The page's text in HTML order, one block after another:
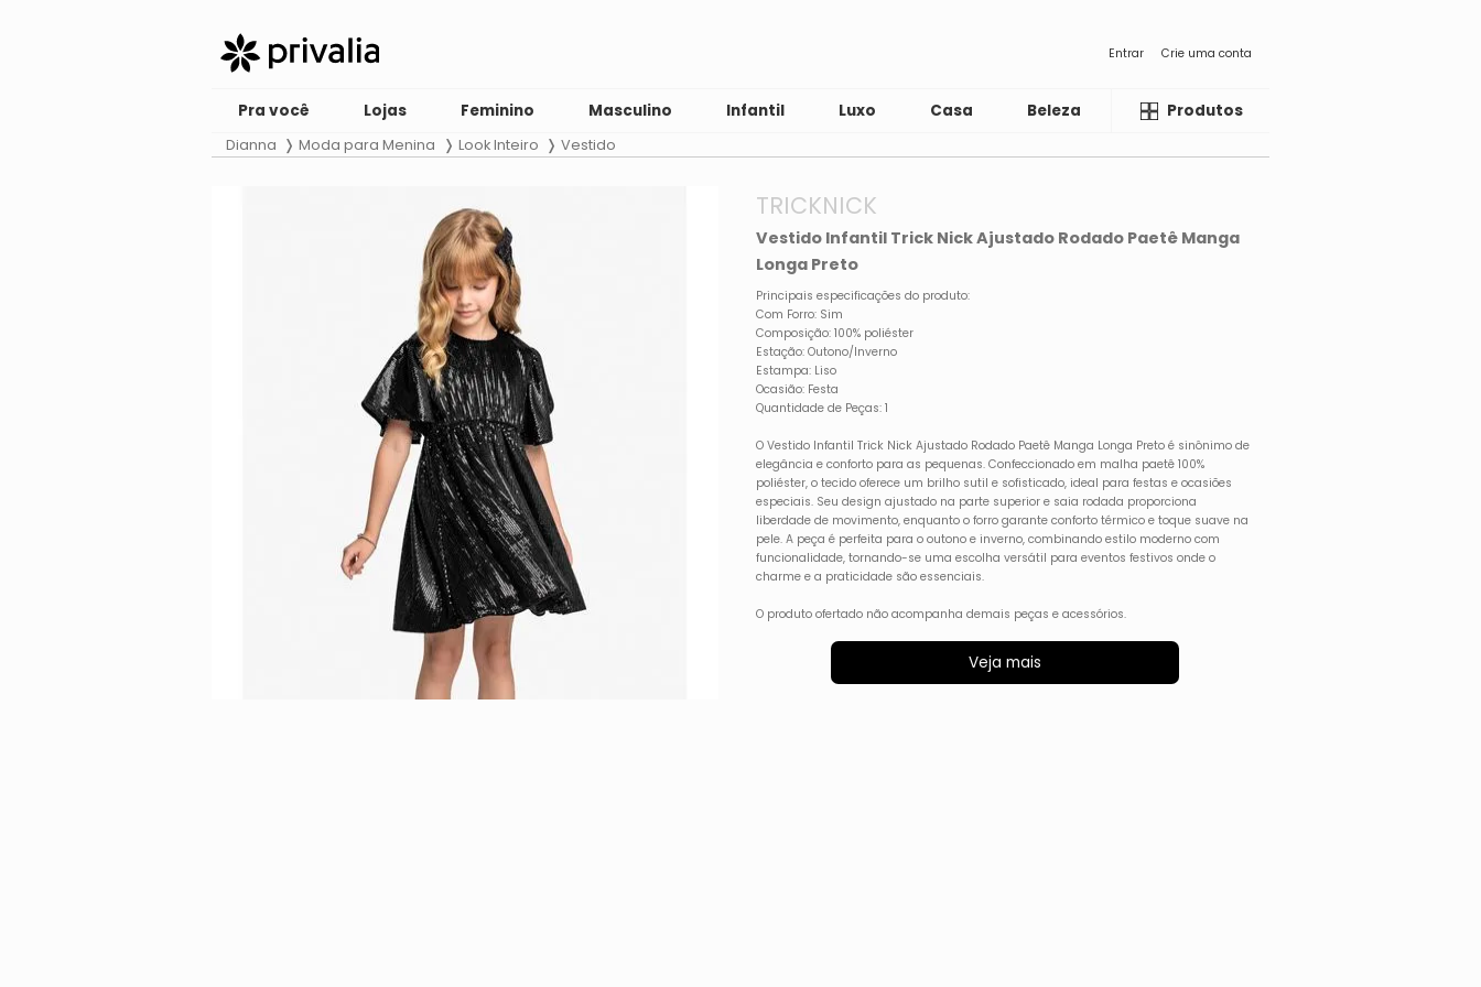
Entrar Crie uma conta
Pra você Lojas Feminino Masculino Infantil Luxo Casa Beleza LiquidaProdutos
Dianna Moda para Menina Look Inteiro Vestido
TRICKNICK
Vestido Infantil Trick Nick Ajustado Rodado Paetê Manga
Longa Preto
Principais especificações do produto:
Com Forro: Sim
Composição: 100% poliéster
Estação: Outono/Inverno
Estampa: Liso
Ocasião: Festa
Quantidade de Peças: 1
O Vestido Infantil Trick Nick Ajustado Rodado Paetê Manga Longa Preto é sinônimo de
elegância e conforto para as pequenas. Confeccionado em malha paetê 100%
poliéster, o tecido oferece um brilho sutil e sofisticado, ideal para festas e ocasiões
especiais. Seu design ajustado na parte superior e saia rodada proporciona
liberdade de movimento, enquanto o forro garante conforto térmico e toque suave na
pele. A peça é perfeita para o outono e inverno, combinando estilo moderno com
funcionalidade, tornando-se uma escolha versátil para eventos festivos onde o
charme e a praticidade são essenciais.
O produto ofertado não acompanha demais peças e acessórios.
Veja mais